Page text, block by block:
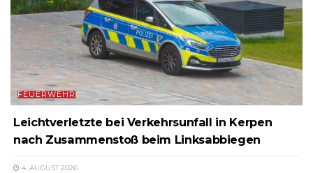
FEUERWEHR
Leichtverletzte bei Verkehrsunfall in Kerpen
nach Zusammenstoß beim Linksabbiegen
4. AUGUST 2026